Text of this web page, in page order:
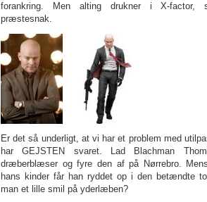
forankring. Men alting drukner i X-factor,
præstesnak.
Er det så underligt, at vi har et problem med
har GEJSTEN svaret. Lad Blachman
dræberblæser og fyre den af på Nørrebro.
hans kinder får han ryddet op i den betændte
man et lille smil på yderlæben?